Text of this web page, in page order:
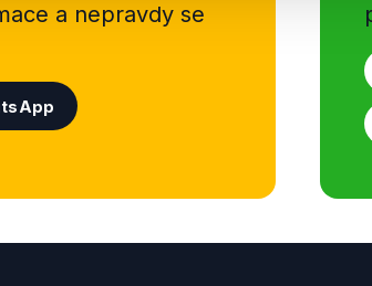
a nepravdy se